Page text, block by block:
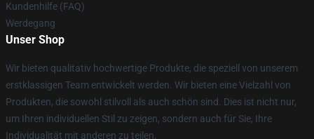
Kundenhilfe (FAQ)
Werdegang
Unser Shop
Wir bieten qualitativ hochwertige Produkte, die speziell von unserem
erstklassigen Team entwickelt werden. Wir bieten eine Vielzahl von
Produkten, die sowohl stilvoll als auch schön sind. Dies ist nicht nur,
um Ihren individuellen Stil zu zeigen, sondern auch für Sie, Ihre
Individualität mit anderen zu teilen.